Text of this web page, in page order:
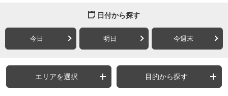
日付から探す
今日 明日 今週末
エリアを選択 目的から探す